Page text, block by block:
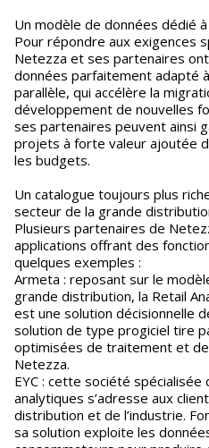
Un modèle de données dédié
Pour répondre aux exigences
Netezza et ses partenaires
données parfaitement adapté
parallèle, qui accélère la
développement de nouvelles
ses partenaires peuvent ainsi
projets à forte valeur ajoutée
les budgets.
Un catalogue toujours plus
secteur de la grande
Plusieurs partenaires de
applications offrant des
quelques exemples :
Armeta : reposant sur le
grande distribution, la Retail
est une solution décisionnelle
solution de type progiciel tire
optimisées de traitement et
Netezza.
EYC : cette société spécialisée
analytiques s’adresse aux
distribution et de l’industrie.
sa solution exploite les